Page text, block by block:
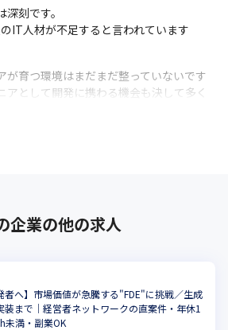
刻です。
IT人材が不足すると言われています
が育つ環境はまだまだ整っていないです
アとして開発に携わる機会も決して多く
志した方の9割は、途中で挫折してしま
自の育成制度のPRUMアカデミーを運営
ほ情報総研株式会社「IT人材需給に関す
企業の他の求人
者へ】市場価値が急騰する"FDE"に挑戦／生成
装まで｜経営者ネットワークの直案件・年休1
未満・副業OK